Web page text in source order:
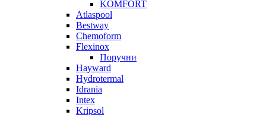
KOMFORT
Atlaspool
Bestway
Chemoform
Flexinox
Поручни
Hayward
Hydrotermal
Idrania
Intex
Kripsol